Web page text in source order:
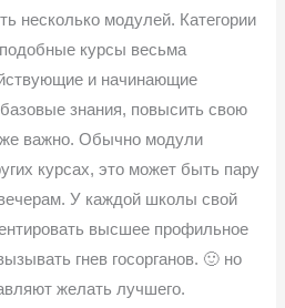
несколько модулей. Категории
курсы весьма
и начинающие
знания, повысить свою
важно. Обычно модули
курсах, это может быть пару
У каждой школы свой
высшее профильное
гнев госорганов. 🙂 но
желать лучшего.